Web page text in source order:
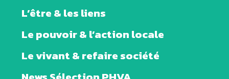
L’être & les liens
Le pouvoir & l’action locale
Le vivant & refaire société